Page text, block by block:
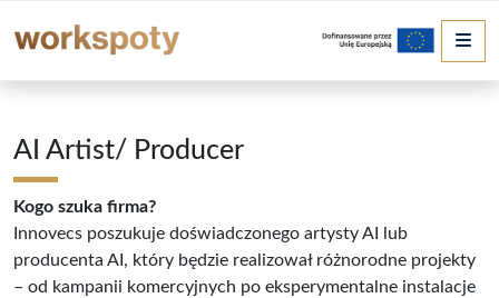
AI Artist/ Producer
Kogo szuka firma?
Innovecs poszukuje doświadczonego artysty AI lub
producenta AI, który będzie realizował różnorodne projekty
– od kampanii komercyjnych po eksperymentalne instalacje